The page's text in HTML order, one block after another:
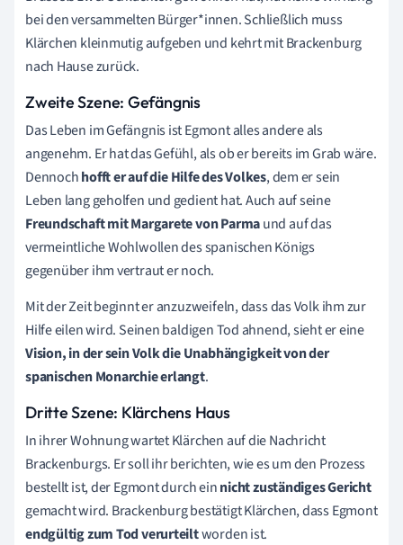
bei den versammelten Bürger*innen. Schließlich muss
Klärchen kleinmutig aufgeben und kehrt mit Brackenburg
nach Hause zurück.
Zweite Szene: Gefängnis
Das Leben im Gefängnis ist Egmont alles andere als
angenehm. Er hat das Gefühl, als ob er bereits im Grab wäre.
Dennochhofft er auf die Hilfe des Volkes, dem er sein
Leben lang geholfen und gedient hat. Auch auf seine
Freundschaft mit Margarete von Parmaund auf das
vermeintliche Wohlwollen des spanischen Königs
gegenüber ihm vertraut er noch.
Mit der Zeit beginnt er anzuzweifeln, dass das Volk ihm zur
Hilfe eilen wird. Seinen baldigen Tod ahnend, sieht er eine
Vision, in der sein Volk die Unabhängigkeit von der
spanischen Monarchie erlangt.
Dritte Szene: Klärchens Haus
In ihrer Wohnung wartet Klärchen auf die Nachricht
Brackenburgs. Er soll ihr berichten, wie es um den Prozess
bestellt ist, der Egmont durch einnicht zuständiges Gericht
gemacht wird. Brackenburg bestätigt Klärchen, dass Egmont
endgültig zum Tod verurteiltworden ist.